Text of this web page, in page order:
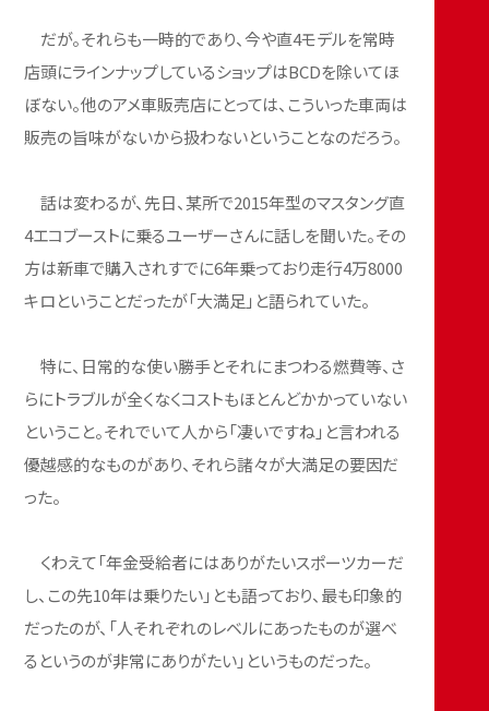
だが。それらも一時的であり、今や直4モデルを常時
店頭にラインナップしているショップはBCDを除いてほ
ぼない。他のアメ車販売店にとっては、こういった車両は
販売の旨味がないから扱わないということなのだろう。
話は変わるが、先日、某所で2015年型のマスタング直
4エコブーストに乗るユーザーさんに話しを聞いた。その
方は新車で購入されすでに6年乗っており走行4万8000
キロということだったが「大満足」と語られていた。
特に、日常的な使い勝手とそれにまつわる燃費等、さ
らにトラブルが全くなくコストもほとんどかかっていない
ということ。それでいて人から「凄いですね」と言われる
優越感的なものがあり、それら諸々が大満足の要因だ
った。
くわえて「年金受給者にはありがたいスポーツカーだ
し、この先10年は乗りたい」とも語っており、最も印象的
だったのが、「人それぞれのレベルにあったものが選べ
るというのが非常にありがたい」というものだった。